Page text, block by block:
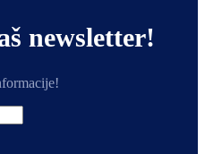
newsletter!